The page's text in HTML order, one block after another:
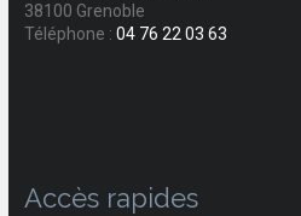
38100 Grenoble
Téléphone : 04 76 22 03 63
Accès rapides